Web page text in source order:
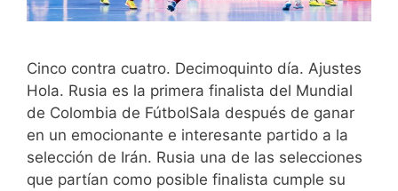
Cinco contra cuatro. Decimoquinto día. Ajustes
Hola. Rusia es la primera finalista del Mundial
de Colombia de FútbolSala después de ganar
en un emocionante e interesante partido a la
selección de Irán. Rusia una de las selecciones
que partían como posible finalista cumple su